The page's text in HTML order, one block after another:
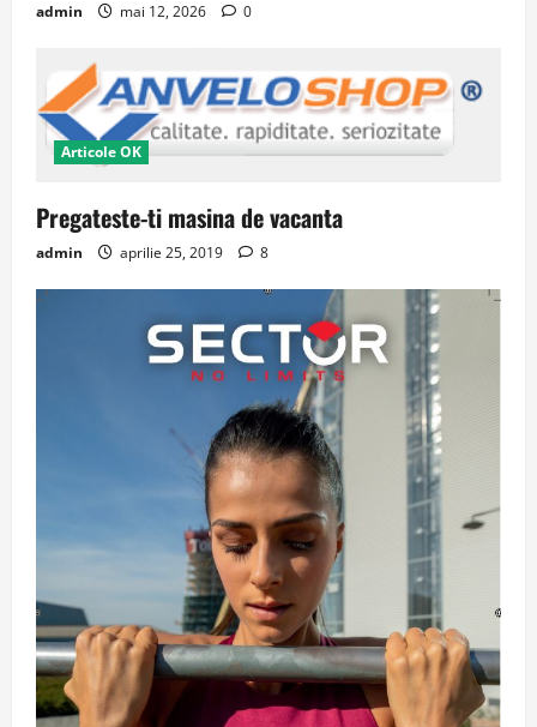
admin mai 12, 2026 0
Articole OK
Pregateste-ti masina de vacanta
admin aprilie 25, 2019 8